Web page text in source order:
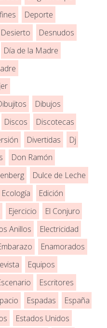
Deporte
Desierto
Desnudos
Día de la Madre
Dibujos
Discos
Discotecas
Divertidas
Dj
Don Ramón
Dulce de Leche
Ecología
Edición
Ejercicio
El Conjuro
Anillos
Electricidad
Enamorados
Equipos
Escritores
Espadas
España
Estados Unidos